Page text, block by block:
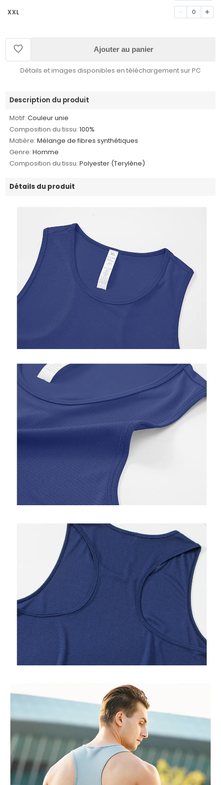
XXL 0
Ajouter au panier
Détails et images disponibles en téléchargement sur PC
Description du produit
Motif: Couleur unie
Composition du tissu: 100%
Matière: Mélange de fibres synthétiques
Genre: Homme
Composition du tissu: Polyester (Terylène)
Détails du produit